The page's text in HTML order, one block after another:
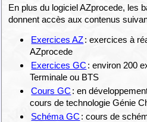
En plus du logiciel AZprocede, les
donnent accès aux contenus
Exercices AZ: exercices à
AZprocede
Exercices GC : environ 200
Terminale ou BTS
Cours GC : en
cours de technologie Génie
Schéma GC : cours de